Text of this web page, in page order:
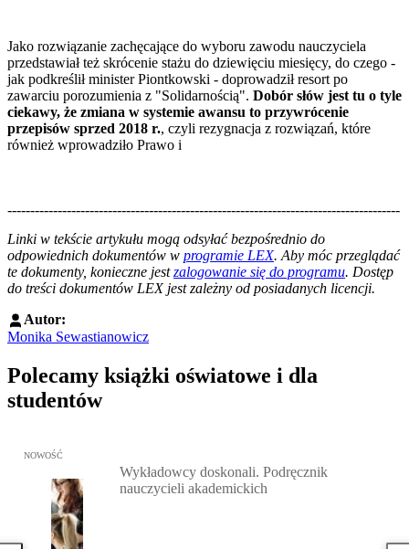
Jako rozwiązanie zachęcające do wyboru zawodu nauczyciela
przedstawiał też skrócenie stażu do dziewięciu miesięcy, do czego -
jak podkreślił minister Piontkowski - doprowadził resort po
zawarciu porozumienia z "Solidarnością". Dobór słów jest tu o tyle
ciekawy, że zmiana w systemie awansu to przywrócenie
przepisów sprzed 2018 r., czyli rezygnacja z rozwiązań, które
również wprowadziło Prawo i
--------------------------------------------------------------------------------------
Linki w tekście artykułu mogą odsyłać bezpośrednio do
odpowiednich dokumentów w programie LEX. Aby móc przeglądać
te dokumenty, konieczne jestzalogowanie się do programu. Dostęp
do treści dokumentów LEX jest zależny od posiadanych licencji.
Autor:
Monika Sewastianowicz
Polecamy książki oświatowe i dla
studentów
Przejdź do: Wykładowcy doskonali. Podręcznik nauczycieli
NOWOŚĆ
Wykładowcy doskonali. Podręcznik
nauczycieli akademickich